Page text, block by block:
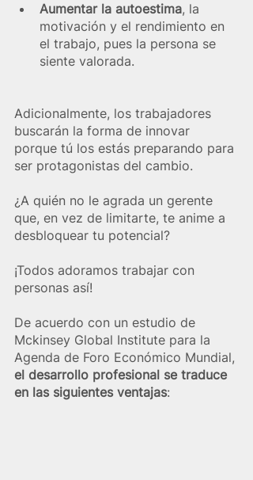
Aumentar la autoestima, la
motivación y el rendimiento en
el trabajo, pues la persona se
siente valorada.
Adicionalmente, los trabajadores
buscarán la forma de innovar
porque tú los estás preparando para
ser protagonistas del cambio.
¿A quién no le agrada un gerente
que, en vez de limitarte, te anime a
desbloquear tu potencial?
¡Todos adoramos trabajar con
personas así!
De acuerdo con un estudio de
Mckinsey Global Institute para la
Agenda de Foro Económico Mundial,
el desarrollo profesional se traduce
en las siguientes ventajas: